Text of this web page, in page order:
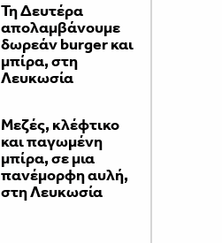
Τη Δευτέρα
απολαμβάνουμε
δωρεάν burger και
μπίρα, στη
Λευκωσία
Μεζές, κλέφτικο
και παγωμένη
μπίρα, σε μια
πανέμορφη αυλή,
στη Λευκωσία